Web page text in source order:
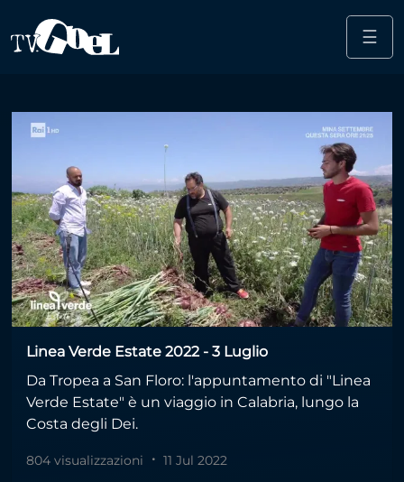
☰
Gerhard Bantel
Linea Verde Estate 2022 - 3 Luglio
Da Tropea a San Floro: l'appuntamento di "Linea
Verde Estate" è un viaggio in Calabria, lungo la
Costa degli Dei.
804 visualizzazioni 11 Jul 2022